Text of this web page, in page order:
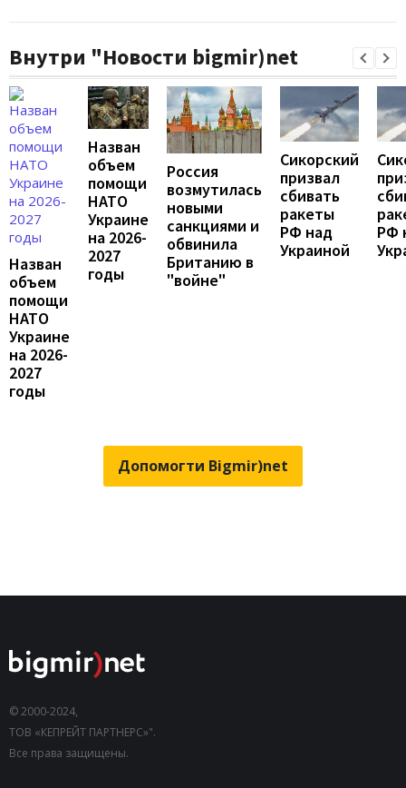
Внутри "Новости bigmir)net
Назван
объем
помощи
НАТО
Украине
на 2026-
2027
годы
Назван
объем
помощи
НАТО
Украине
на 2026-
2027
годы
Россия
возмутилась
новыми
санкциями и
обвинила
Британию в
"войне"
Сикорский
призвал
сбивать
ракеты
РФ над
Украиной
РФ
Допомогти Bigmir)net
© 2000-2024,
ТОВ «КЕПРЕЙТ ПАРТНЕРС»".
Все права защищены.